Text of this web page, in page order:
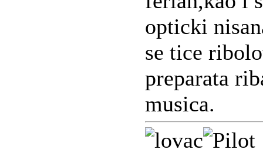
opticki
se tice
preparata
musica.